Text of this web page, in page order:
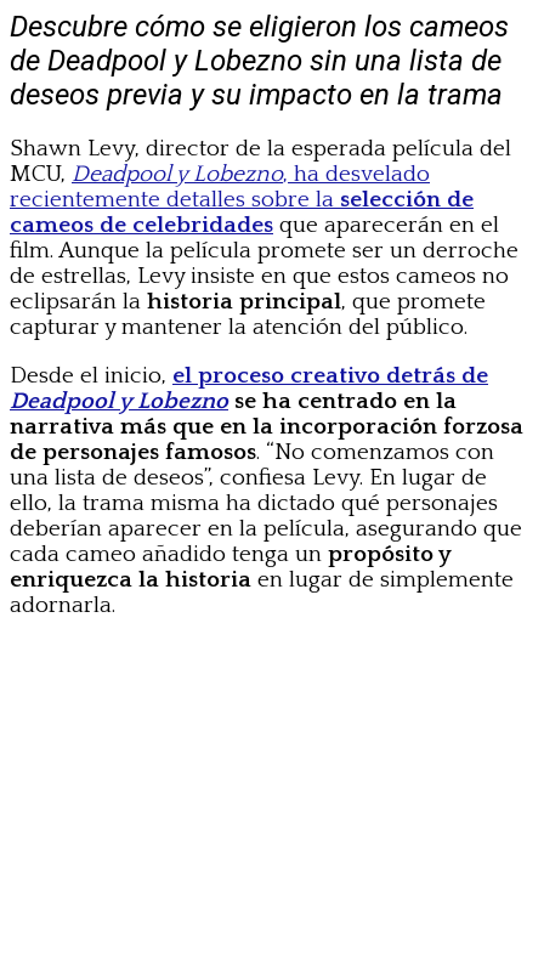
Descubre cómo se eligieron los cameos
de Deadpool y Lobezno sin una lista de
deseos previa y su impacto en la trama
Shawn Levy, director de la esperada película del
MCU, Deadpool y Lobezno, ha desvelado
recientemente detalles sobre la selección de
cameos de celebridades que aparecerán en el
film. Aunque la película promete ser un derroche
de estrellas, Levy insiste en que estos cameos no
eclipsarán la historia principal, que promete
capturar y mantener la atención del público.
Desde el inicio, el proceso creativo detrás de
Deadpool y Lobeznose ha centrado en la
narrativa más que en la incorporación forzosa
de personajes famosos. “No comenzamos con
una lista de deseos”, confiesa Levy. En lugar de
ello, la trama misma ha dictado qué personajes
deberían aparecer en la película, asegurando que
cada cameo añadido tenga un propósito y
enriquezca la historia en lugar de simplemente
adornarla.